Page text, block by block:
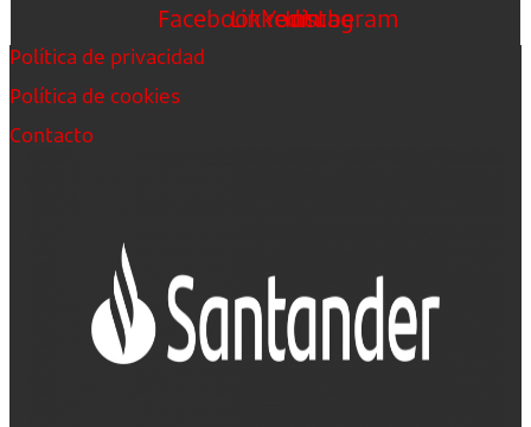
FacebookLinkedin
Youtube
Instagram
Política de privacidad
Política de cookies
Contacto